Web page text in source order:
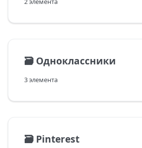
🗃️ Одноклассники
3 элемента
🗃️ Pinterest